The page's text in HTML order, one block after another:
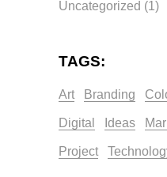
Uncategorized (1)
TAGS:
Art Branding
Digital Ideas
Project